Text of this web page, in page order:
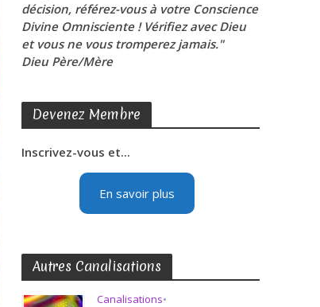
décision, référez-vous à votre Conscience
Divine Omnisciente ! Vérifiez avec Dieu
et vous ne vous tromperez jamais."
Dieu Père/Mère
Devenez Membre
Inscrivez-vous et...
En savoir plus
Autres Canalisations
Canalisations•